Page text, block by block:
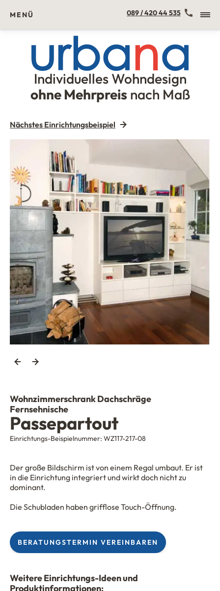
Urbana Möbel
Individuelles Wohndesign
ohne Mehrpreis nach Maß
MENÜ
Kontakt 089 / 420 44 535
Nächstes Einrichtungsbeispiel
Wohnzimmerschrank Dachschräge
Fernsehnische
Passepartout
Einrichtungs-Beispielnummer: WZ117-217-08
Der große Bildschirm ist von einem Regal umbaut. Er ist
in die Einrichtung integriert und wirkt doch nicht zu
dominant.
Die Schubladen haben grifflose Touch-Öffnung.
BERATUNGSTERMIN VEREINBAREN
Weitere Einrichtungs-Ideen und
Produktinformationen: